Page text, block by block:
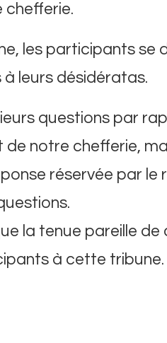
les participants se
leurs désidératas.
questions par
de notre chefferie,
réservée par le
la tenue pareille
à cette tribune.